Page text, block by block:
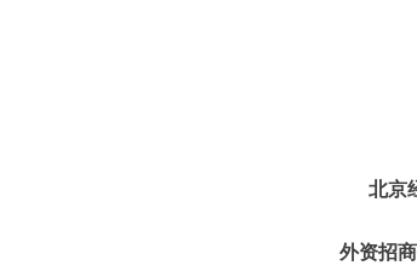
北京
外资招